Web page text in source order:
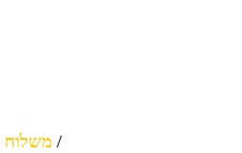
/משלוח